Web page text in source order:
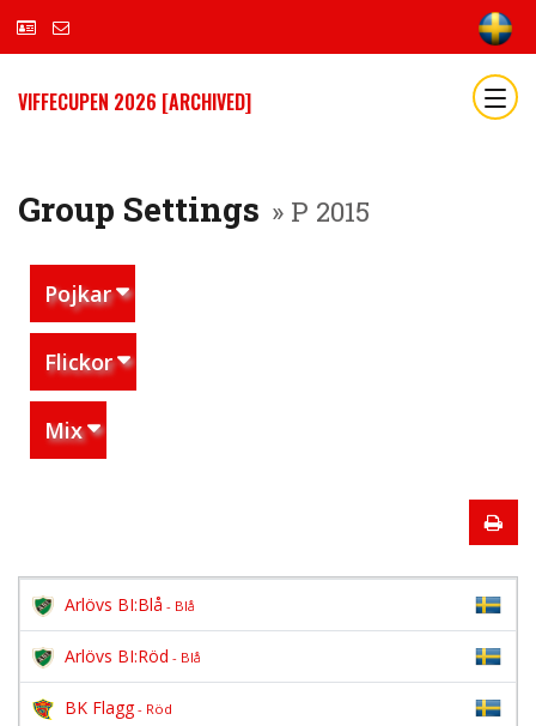
VIFFECUPEN 2026 [ARCHIVED]
Group Settings » P 2015
Pojkar
Flickor
Mix
Arlövs BI:Blå - Blå
Arlövs BI:Röd - Blå
BK Flagg- Röd